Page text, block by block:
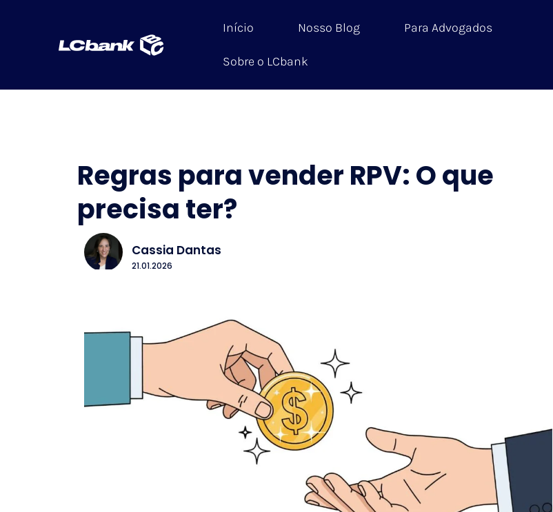
Início Nosso Blog Para Advogados
Sobre o LCbank
Regras para vender RPV: O que
precisa ter?
Cassia Dantas
21.01.2026